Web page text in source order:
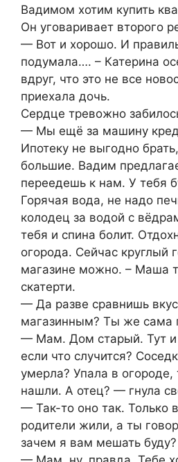
Вадимом хотим купить
Он уговаривает второго
— Вот и хорошо. И
подумала…. – Катерина
вдруг, что это не все
приехала дочь.
Сердце тревожно
— Мы ещё за машину
Ипотеку не выгодно
большие. Вадим
переедешь к нам. У тебя
Горячая вода, не надо
колодец за водой с
тебя и спина болит.
огорода. Сейчас круглый
магазине можно. – Маша
скатерти.
— Да разве сравнишь
магазинным? Ты же сама
— Мам. Дом старый. Тут и
если что случится?
умерла? Упала в огороде,
нашли. А отец? — гнула
— Так-то оно так. Только
родители жили, а ты
зачем я вам мешать буду?